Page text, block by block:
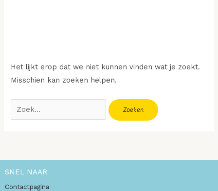
Het lijkt erop dat we niet kunnen vinden wat je zoekt.
Misschien kan zoeken helpen.
SNEL NAAR
Contactpagina